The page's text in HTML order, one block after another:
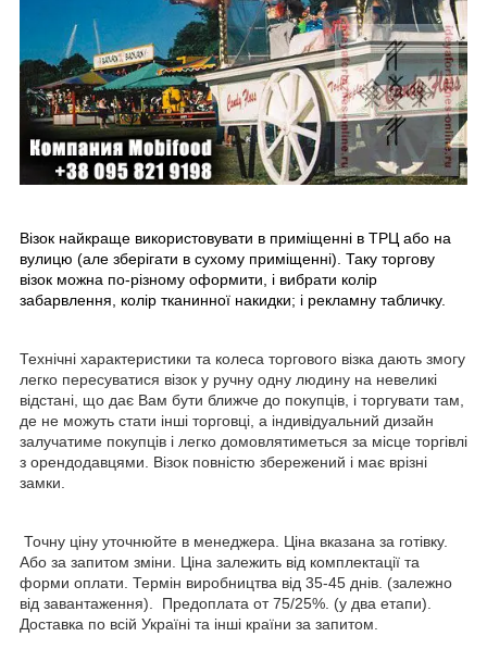
Візок найкраще використовувати в приміщенні в ТРЦ або на
вулицю (але зберігати в сухому приміщенні). Таку торгову
візок можна по-різному оформити, і вибрати колір
забарвлення, колір тканинної накидки; і рекламну табличку.
Технічні характеристики та колеса торгового візка дають змогу
легко пересуватися візок у ручну одну людину на невеликі
відстані, що дає Вам бути ближче до покупців, і торгувати там,
де не можуть стати інші торговці, а індивідуальний дизайн
залучатиме покупців і легко домовлятиметься за місце торгівлі
з орендодавцями. Візок повністю збережений і має врізні
замки.
Точну ціну уточнюйте в менеджера. Ціна вказана за готівку.
Або за запитом зміни. Ціна залежить від комплектації та
форми оплати. Термін виробництва від 35-45 днів. (залежно
від завантаження). Предоплата от 75/25%. (у два етапи).
Доставка по всій Україні та інші країни за запитом.